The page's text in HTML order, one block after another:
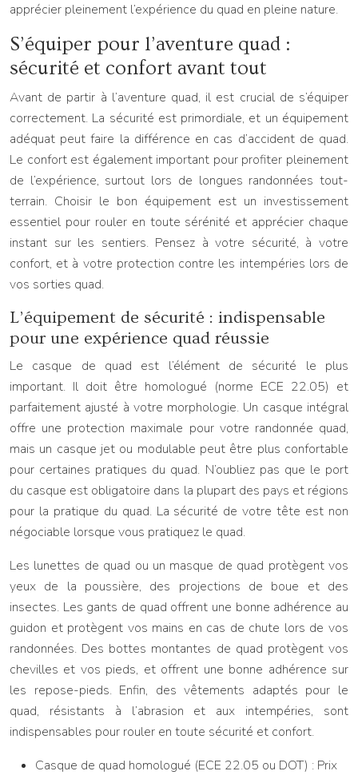
apprécier pleinement l’expérience du quad en pleine nature.
S’équiper pour l’aventure quad :
sécurité et confort avant tout
Avant de partir à l’aventure quad, il est crucial de s’équiper
correctement. La sécurité est primordiale, et un équipement
adéquat peut faire la différence en cas d’accident de quad.
Le confort est également important pour profiter pleinement
de l’expérience, surtout lors de longues randonnées tout-
terrain. Choisir le bon équipement est un investissement
essentiel pour rouler en toute sérénité et apprécier chaque
instant sur les sentiers. Pensez à votre sécurité, à votre
confort, et à votre protection contre les intempéries lors de
vos sorties quad.
L’équipement de sécurité : indispensable
pour une expérience quad réussie
Le casque de quad est l’élément de sécurité le plus
important. Il doit être homologué (norme ECE 22.05) et
parfaitement ajusté à votre morphologie. Un casque intégral
offre une protection maximale pour votre randonnée quad,
mais un casque jet ou modulable peut être plus confortable
pour certaines pratiques du quad. N’oubliez pas que le port
du casque est obligatoire dans la plupart des pays et régions
pour la pratique du quad. La sécurité de votre tête est non
négociable lorsque vous pratiquez le quad.
Les lunettes de quad ou un masque de quad protègent vos
yeux de la poussière, des projections de boue et des
insectes. Les gants de quad offrent une bonne adhérence au
guidon et protègent vos mains en cas de chute lors de vos
randonnées. Des bottes montantes de quad protègent vos
chevilles et vos pieds, et offrent une bonne adhérence sur
les repose-pieds. Enfin, des vêtements adaptés pour le
quad, résistants à l’abrasion et aux intempéries, sont
indispensables pour rouler en toute sécurité et confort.
Casque de quad homologué (ECE 22.05 ou DOT) : Prix